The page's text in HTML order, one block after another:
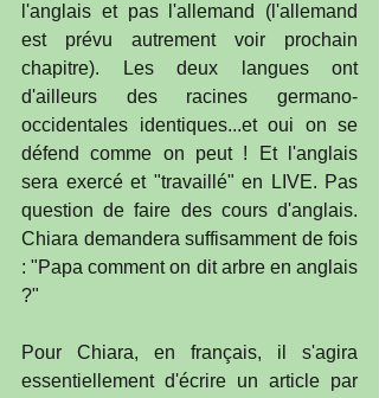
l'anglais et pas l'allemand (l'allemand
est prévu autrement voir prochain
chapitre). Les deux langues ont
d'ailleurs des racines germano-
occidentales identiques...et oui on se
défend comme on peut ! Et l'anglais
sera exercé et "travaillé" en LIVE. Pas
question de faire des cours d'anglais.
Chiara demandera suffisamment de fois
: "Papa comment on dit arbre en anglais
?"
Pour Chiara, en français, il s'agira
essentiellement d'écrire un article par